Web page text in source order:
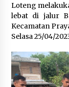
Tim Opsnal
Terduga
selama Sepekan
3 minggu ago
Sekjen GTKN
Nomor 9 Tahun
Nasib PPPK
Keterbatasan
3 minggu ago
Loteng
lebat di jalur
Kecamatan
Selasa 25/04/